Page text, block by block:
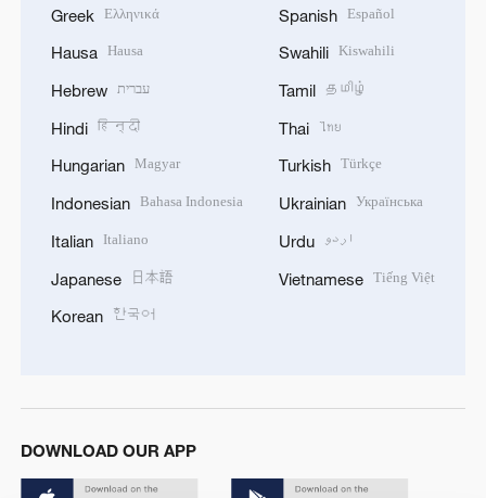
Greek Ελληνικά
Hausa Hausa
Hebrew עברית
Hindi हिन्दी
Hungarian Magyar
Indonesian Bahasa Indonesia
Italian Italiano
Japanese 日本語
Korean 한국어
Spanish Español
Swahili Kiswahili
Tamil தமிழ்
Thai ไทย
Turkish Türkçe
Ukrainian Українська
Urdu اردو
Vietnamese Tiếng Việt
DOWNLOAD OUR APP